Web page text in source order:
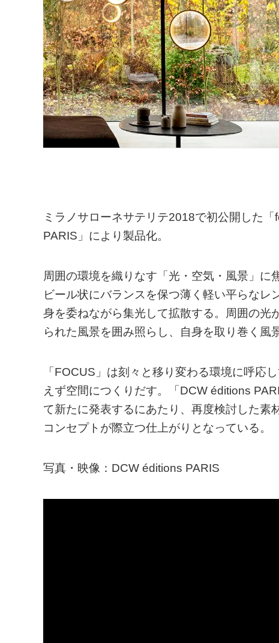
ミラノサローネサテリテ2018で初公開した
PARIS」により製品化。
周囲の環境を織りなす「光・空気・風景」
ビール状にバランスを保つ薄く軽い平らな
身を委ねながら集光して拡散する。周囲の光
られた風景を囲み照らし、自身を取り巻く風
「FOCUS」は刻々と移り変わる環境に呼応
えず空間につくりだす。「DCW éditions
て新たに発表するにあたり、再度検討した素
コンセプトが際立つ仕上がりとなっている。
写真・映像：DCW éditions PARIS